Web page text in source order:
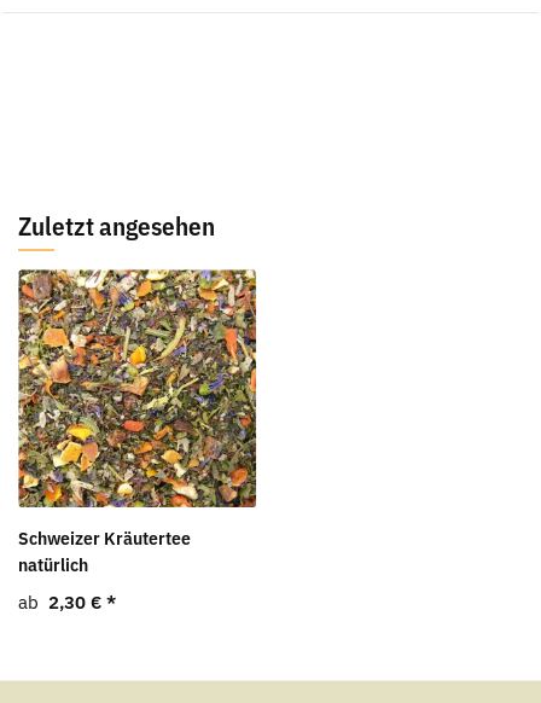
Zuletzt angesehen
Schweizer Kräutertee
natürlich
ab 2,30 € *